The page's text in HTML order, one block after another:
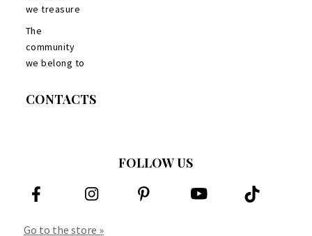
we treasure
The
community
we belong to
CONTACTS
FOLLOW US
Go to the store »